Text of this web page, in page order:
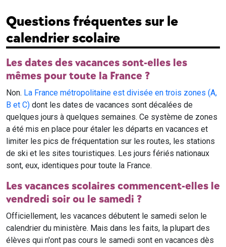
Questions fréquentes sur le
calendrier scolaire
Les dates des vacances sont-elles les
mêmes pour toute la France ?
Non. La France métropolitaine est divisée en trois zones (A,
B et C) dont les dates de vacances sont décalées de
quelques jours à quelques semaines. Ce système de zones
a été mis en place pour étaler les départs en vacances et
limiter les pics de fréquentation sur les routes, les stations
de ski et les sites touristiques. Les jours fériés nationaux
sont, eux, identiques pour toute la France.
Les vacances scolaires commencent-elles le
vendredi soir ou le samedi ?
Officiellement, les vacances débutent le samedi selon le
calendrier du ministère. Mais dans les faits, la plupart des
élèves qui n'ont pas cours le samedi sont en vacances dès